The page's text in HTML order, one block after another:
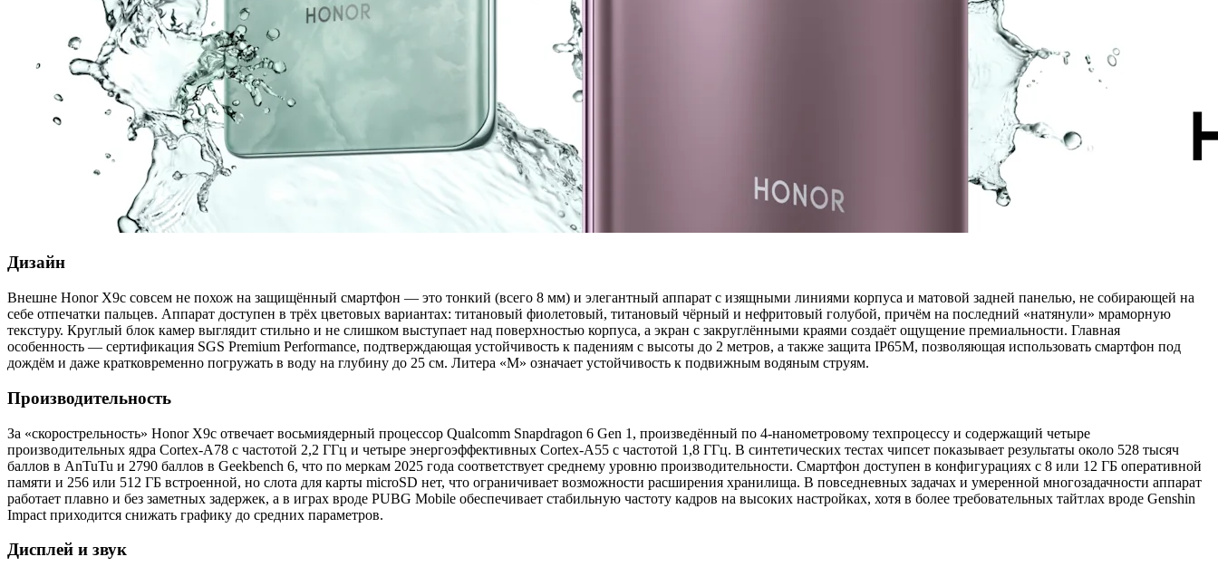
Дизайн
Внешне Honor X9c совсем не похож на защищённый смартфон — это тонкий (всего 8 мм) и элегантный аппарат с изящными линиями корпуса и матовой задней панелью, не собирающей на
себе отпечатки пальцев. Аппарат доступен в трёх цветовых вариантах: титановый фиолетовый, титановый чёрный и нефритовый голубой, причём на последний «натянули» мраморную
текстуру. Круглый блок камер выглядит стильно и не слишком выступает над поверхностью корпуса, а экран с закруглёнными краями создаёт ощущение премиальности. Главная
особенность — сертификация SGS Premium Performance, подтверждающая устойчивость к падениям с высоты до 2 метров, а также защита IP65M, позволяющая использовать смартфон под
дождём и даже кратковременно погружать в воду на глубину до 25 см. Литера «M» означает устойчивость к подвижным водяным струям.
Производительность
За «скорострельность» Honor X9c отвечает восьмиядерный процессор Qualcomm Snapdragon 6 Gen 1, произведённый по 4-нанометровому техпроцессу и содержащий четыре
производительных ядра Cortex-A78 с частотой 2,2 ГГц и четыре энергоэффективных Cortex-A55 с частотой 1,8 ГГц. В синтетических тестах чипсет показывает результаты около 528 тысяч
баллов в AnTuTu и 2790 баллов в Geekbench 6, что по меркам 2025 года соответствует среднему уровню производительности. Смартфон доступен в конфигурациях с 8 или 12 ГБ оперативной
памяти и 256 или 512 ГБ встроенной, но слота для карты microSD нет, что ограничивает возможности расширения хранилища. В повседневных задачах и умеренной многозадачности аппарат
работает плавно и без заметных задержек, а в играх вроде PUBG Mobile обеспечивает стабильную частоту кадров на высоких настройках, хотя в более требовательных тайтлах вроде Genshin
Impact приходится снижать графику до средних параметров.
Дисплей и звук